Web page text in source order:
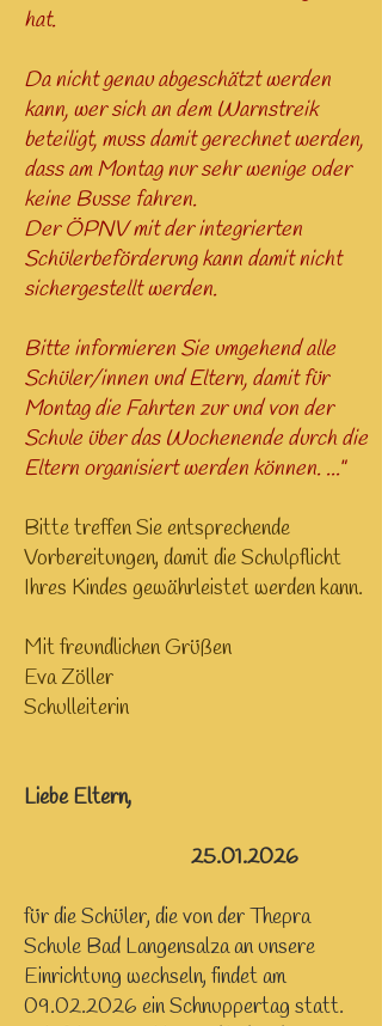
hat.
Da nicht genau abgeschätzt werden
kann, wer sich an dem Warnstreik
beteiligt, muss damit gerechnet werden,
dass am Montag nur sehr wenige oder
keine Busse fahren.
Der ÖPNV mit der integrierten
Schülerbeförderung kann damit nicht
sichergestellt werden.
Bitte informieren Sie umgehend alle
Schüler/innen und Eltern, damit für
Montag die Fahrten zur und von der
Schule über das Wochenende durch die
Eltern organisiert werden können. ..."
Bitte treffen Sie entsprechende
Vorbereitungen, damit die Schulpflicht
Ihres Kindes gewährleistet werden kann.
Mit freundlichen Grüßen
Eva Zöller
Schulleiterin
Liebe Eltern,
25.01.2026
für die Schüler, die von der Thepra
Schule Bad Langensalza an unsere
Einrichtung wechseln, findet am
09.02.2026 ein Schnuppertag statt.